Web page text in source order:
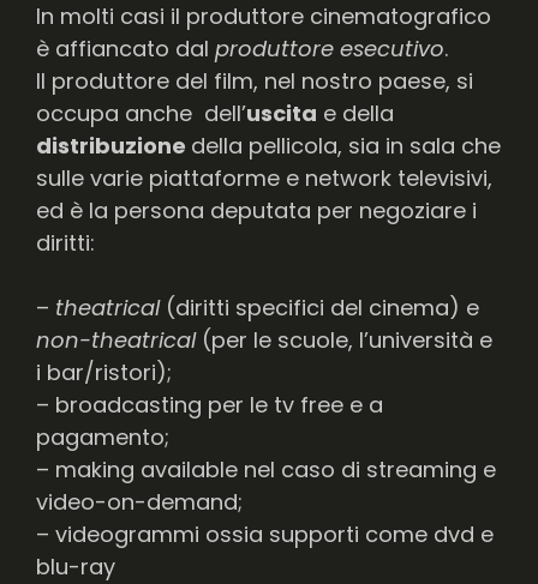
In molti casi il produttore cinematografico
è affiancato dal produttore esecutivo.
Il produttore del film, nel nostro paese, si
occupa anche dell’uscita e della
distribuzione della pellicola, sia in sala che
sulle varie piattaforme e network televisivi,
ed è la persona deputata per negoziare i
diritti:
– theatrical(diritti specifici del cinema) e
non-theatrical(per le scuole, l’università e
i bar/ristori);
– broadcasting per le tv free e a
pagamento;
– making available nel caso di streaming e
video-on-demand;
– videogrammi ossia supporti come dvd e
blu-ray